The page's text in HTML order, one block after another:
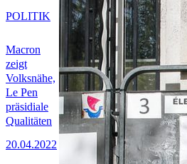
Macron
zeigt
Volksnähe,
Le Pen
präsidiale
Qualitäten
20.04.2022
POLITIK